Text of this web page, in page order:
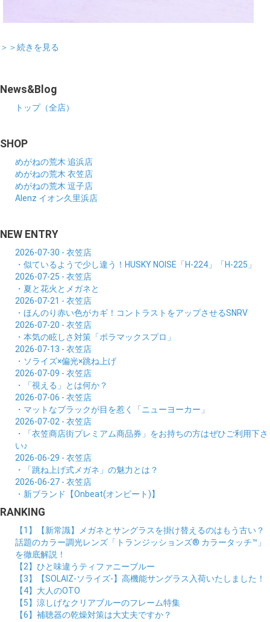
＞＞続きを見る
News&Blog
トップ（全店）
SHOP
めがねの荒木 追浜店
めがねの荒木 衣笠店
めがねの荒木 逗子店
Alenz イオン久里浜店
NEW ENTRY
2026-07-30 - 衣笠店
・似ているようで少し違う！HUSKY NOISE「H-224」「H-225」
2026-07-25 - 衣笠店
・夏と花火とメガネと
2026-07-21 - 衣笠店
・ほんのり赤い色がカギ！コントラストをアップさせるSNRV
2026-07-20 - 衣笠店
・本気の眩しさ対策「ポラマックスプロ」
2026-07-13 - 衣笠店
・ソライズ×偏光×跳ね上げ
2026-07-09 - 衣笠店
・「視える」とは何か？
2026-07-06 - 衣笠店
・マットなブラックが目を惹く「ニューヨーカー」
2026-07-02 - 衣笠店
・「衣笠商店街プレミアム商品券」をお持ちの方はぜひご利用下さ
い♪
2026-06-29 - 衣笠店
・「跳ね上げ式メガネ」の魅力とは？
2026-06-27 - 衣笠店
・新ブランド【Onbeat(オンビート)】
RANKING
【1】【新常識】メガネとサングラスを掛け替えるのはもう古い？
話題のカラー調光レンズ「トランジッションズ® カラータッチ™」
を徹底解説！
【2】ひと味違うティファニーブルー
【3】【SOLAIZ-ソライズ-】高機能サングラス入荷いたしました！
【4】大人のOTO
【5】涼しげなクリアブルーのフレーム特集
【6】補聴器の乾燥対策は大丈夫ですか？